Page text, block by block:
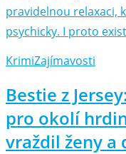
pravidelnou relaxaci,
psychicky. I proto
KrimiZajímavosti
Bestie z
pro okolí
vraždil ženy a